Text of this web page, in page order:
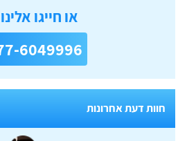
או חייגו
6049996
חוות דעת אחרונות